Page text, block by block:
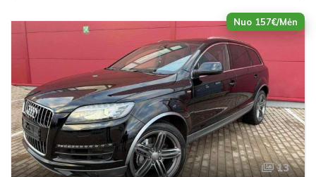
Nuo 157€/Mėn
13